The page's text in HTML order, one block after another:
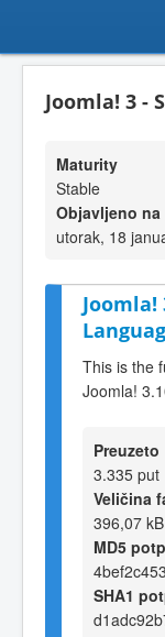
Joomla! 3 -
Maturity
Stable
Objavljeno na
utorak, 18
Joomla!
This is the
Joomla!
Preuzeto
3.335 put
Veličina
396,07 kB
MD5
SHA1